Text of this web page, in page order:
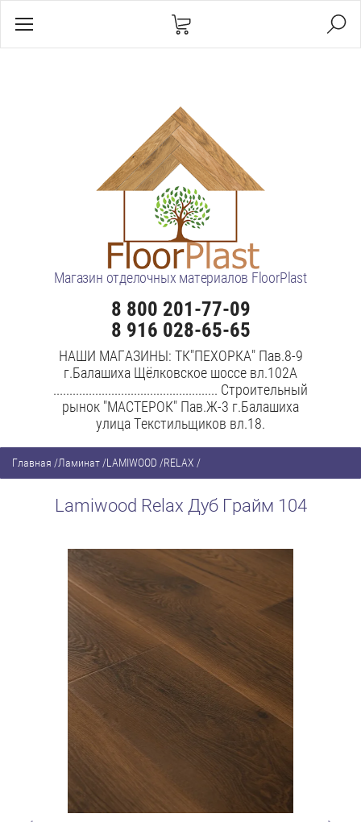
Магазин отделочных материалов FloorPlast
8 800 201-77-09
8 916 028-65-65
НАШИ МАГАЗИНЫ: ТК"ПЕХОРКА" Пав.8-9
г.Балашиха Щёлковское шоссе вл.102А
................................................... Строительный
рынок "МАСТЕРОК" Пав.Ж-3 г.Балашиха
улица Текстильщиков вл.18.
Главная /Ламинат/LAMIWOOD /RELAX /
Lamiwood Relax Дуб Грайм 104